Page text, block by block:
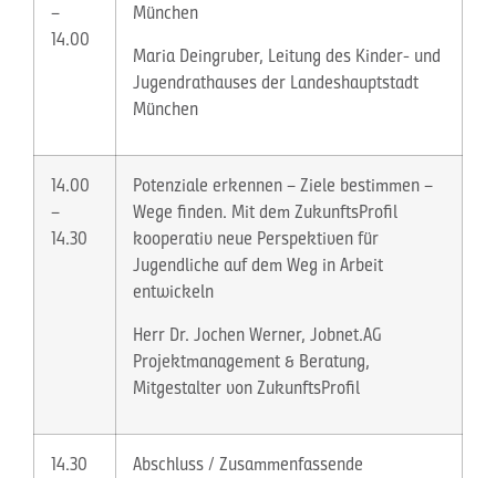
–
14.00
München
Maria Deingruber, Leitung des Kinder- und
Jugendrathauses der Landeshauptstadt
München
14.00
–
14.30
Potenziale erkennen – Ziele bestimmen –
Wege finden. Mit dem ZukunftsProfil
kooperativ neue Perspektiven für
Jugendliche auf dem Weg in Arbeit
entwickeln
Herr Dr. Jochen Werner, Jobnet.AG
Projektmanagement & Beratung,
Mitgestalter von ZukunftsProfil
14.30
Abschluss / Zusammenfassende